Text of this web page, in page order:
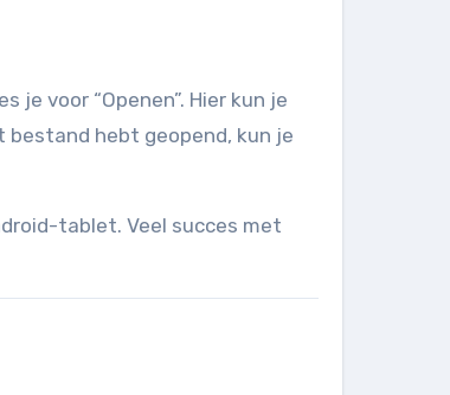
je voor “Openen”. Hier kun je
hebt geopend, kun je
tablet. Veel succes met